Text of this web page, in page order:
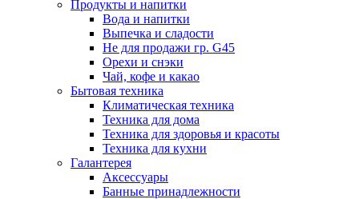
Продукты и напитки
Вода и напитки
Выпечка и сладости
Не для продажи гр. G45
Орехи и снэки
Чай, кофе и какао
Бытовая техника
Климатическая техника
Техника для дома
Техника для здоровья и красоты
Техника для кухни
Галантерея
Аксессуары
Банные принадлежности